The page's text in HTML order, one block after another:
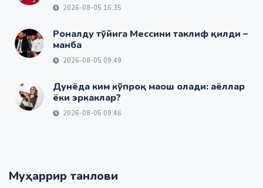
2026-08-05 16:35
Роналду тўйига Мессини таклиф қилди –
манба
2026-08-05 09:49
Дунёда ким кўпроқ маош олади: аёллар
ёки эркаклар?
2026-08-05 09:46
Муҳаррир танлови